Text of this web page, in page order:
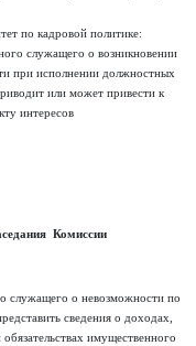
по кадровой политике:
служащего о возникновении
при исполнении должностных
или может привести к
интересов
Комиссии
служащего о невозможности по
сведения о доходах,
имущественного